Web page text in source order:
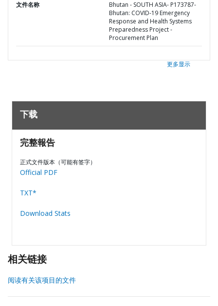
文件名称
Bhutan - SOUTH ASIA- P173787-
Bhutan: COVID-19 Emergency
Response and Health Systems
Preparedness Project -
Procurement Plan
更多显示
下载
完整報告
正式文件版本（可能有签字）
Official PDF
TXT*
Download Stats
相关链接
阅读有关该项目的文件